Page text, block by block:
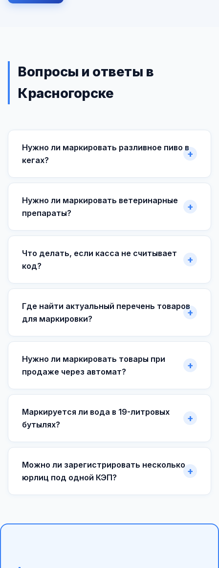
Вопросы и ответы в
Красногорске
Нужно ли маркировать разливное пиво в
кегах?
Нужно ли маркировать ветеринарные
препараты?
Что делать, если касса не считывает
код?
Где найти актуальный перечень товаров
для маркировки?
Нужно ли маркировать товары при
продаже через автомат?
Маркируется ли вода в 19-литровых
бутылях?
Можно ли зарегистрировать несколько
юрлиц под одной КЭП?